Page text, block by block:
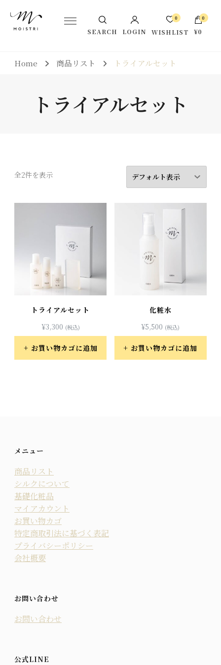
Moistri-モイストリ公式サイト
シルクの恵みでうるおい肌に。株式会社モイストリ公式サイトで
す。
SEARCH LOGIN
0
WISHLIST
0
¥0
お買い物カゴに商品がありませ
Home 商品リスト トライアルセット
トライアルセット
全2件を表示
トライアルセット
¥3,300 (税込)
お買い物カゴに追加
化粧水
¥5,500 (税込)
お買い物カゴに追加
メニュー
商品リスト
シルクについて
基礎化粧品
マイアカウント
お買い物カゴ
特定商取引法に基づく表記
プライバシーポリシー
会社概要
お問い合わせ
お問い合わせ
公式LINE